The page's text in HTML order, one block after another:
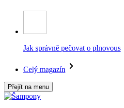
Jak správně pečovat o plnovous
Celý magazín
Přejít na menu